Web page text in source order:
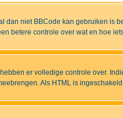
dan niet BBCode kan gebruiken
betere controle over wat en hoe
er volledige controle over.
Als HTML is